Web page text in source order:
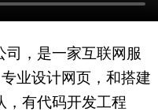
XML地图
，是一家互联网服
业设计网页，和搭建
，有代码开发工程